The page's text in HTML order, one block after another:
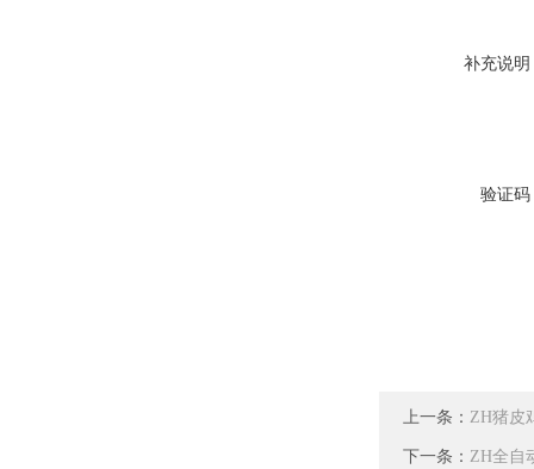
补充说明
验证码
上一条： ZH猪皮
下一条： ZH全自